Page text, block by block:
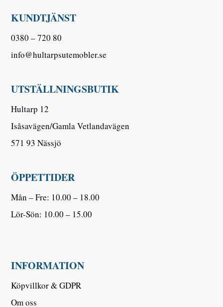
KUNDTJÄNST
0380 – 720 80
info@hultarpsutemobler.se
UTSTÄLLNINGSBUTIK
Hultarp 12
Isåsavägen/Gamla Vetlandavägen
571 93 Nässjö
ÖPPETTIDER
Mån – Fre: 10.00 – 18.00
Lör-Sön: 10.00 – 15.00
INFORMATION
Köpvillkor & GDPR
Om oss